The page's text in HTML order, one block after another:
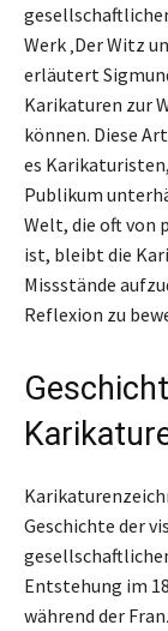
Werk ‚Der Witz
erläutert
Karikaturen zur
können. Diese
es
Publikum
Welt, die oft von
ist, bleibt die
Missstände
Reflexion zu
Geschichte der
Entstehung im
während der